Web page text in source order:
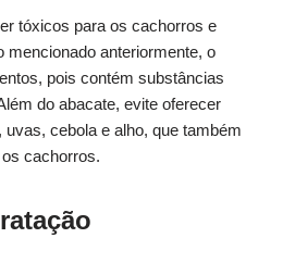
tóxicos para os cachorros e
anteriormente, o
pois contém substâncias
do abacate, evite oferecer
cebola e alho, que também
cachorros.